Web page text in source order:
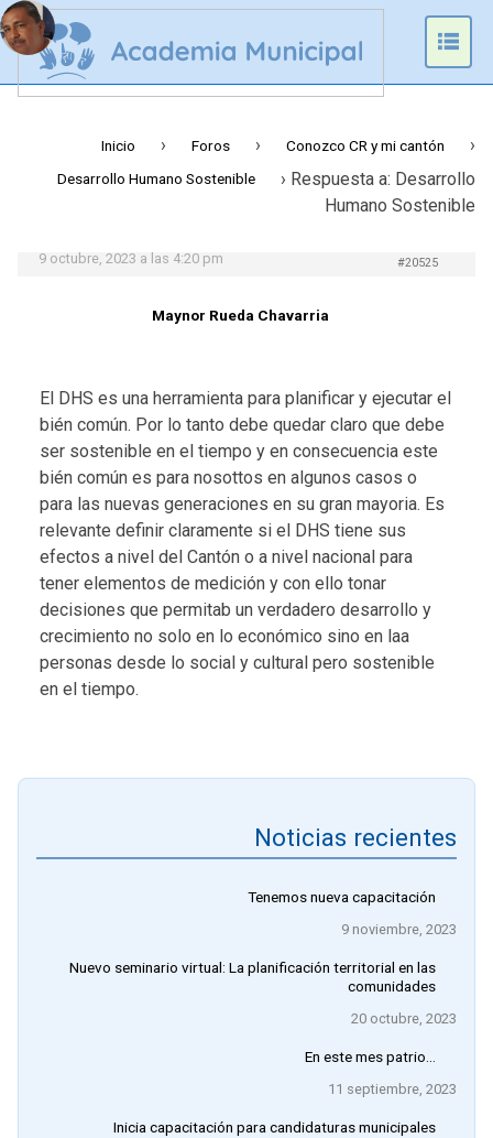
Inicio › Foros › Conozco CR y mi cantón ›
Desarrollo Humano Sostenible › Respuesta a: Desarrollo
Humano Sostenible
9 octubre, 2023 a las 4:20 pm #20525
Maynor Rueda Chavarria
El DHS es una herramienta para planificar y ejecutar el
bién común. Por lo tanto debe quedar claro que debe
ser sostenible en el tiempo y en consecuencia este
bién común es para nosottos en algunos casos o
para las nuevas generaciones en su gran mayoria. Es
relevante definir claramente si el DHS tiene sus
efectos a nivel del Cantón o a nivel nacional para
tener elementos de medición y con ello tonar
decisiones que permitab un verdadero desarrollo y
crecimiento no solo en lo económico sino en laa
personas desde lo social y cultural pero sostenible
en el tiempo.
Noticias recientes
Tenemos nueva capacitación
9 noviembre, 2023
Nuevo seminario virtual: La planificación territorial en las
comunidades
20 octubre, 2023
En este mes patrio…
11 septiembre, 2023
Inicia capacitación para candidaturas municipales